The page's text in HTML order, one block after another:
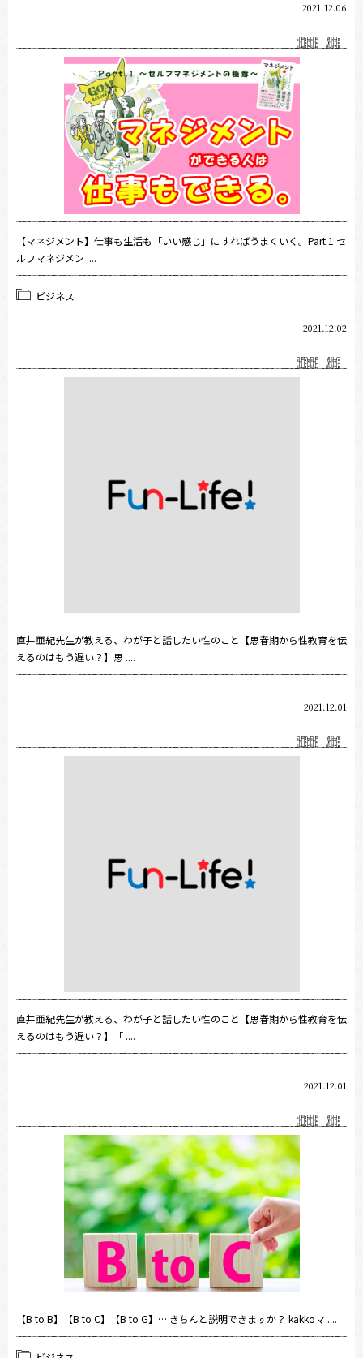
2021.12.06
【マネジメント】仕事も生活も「いい感じ」にすればうまくいく。Part.1 セ
ルフマネジメン ....
ビジネス
2021.12.02
直井亜紀先生が教える、わが子と話したい性のこと【思春期から性教育を伝
えるのはもう遅い？】思 ....
2021.12.01
直井亜紀先生が教える、わが子と話したい性のこと【思春期から性教育を伝
えるのはもう遅い？】「 ....
2021.12.01
【B to B】【B to C】【B to G】… きちんと説明できますか？ kakkoマ ....